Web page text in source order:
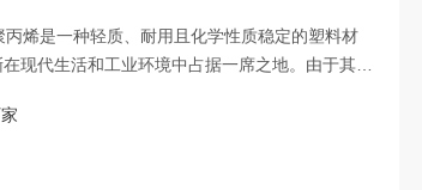
烯是一种轻质、耐用且化学性质稳定的塑料材
现代生活和工业环境中占据一席之地。由于其性